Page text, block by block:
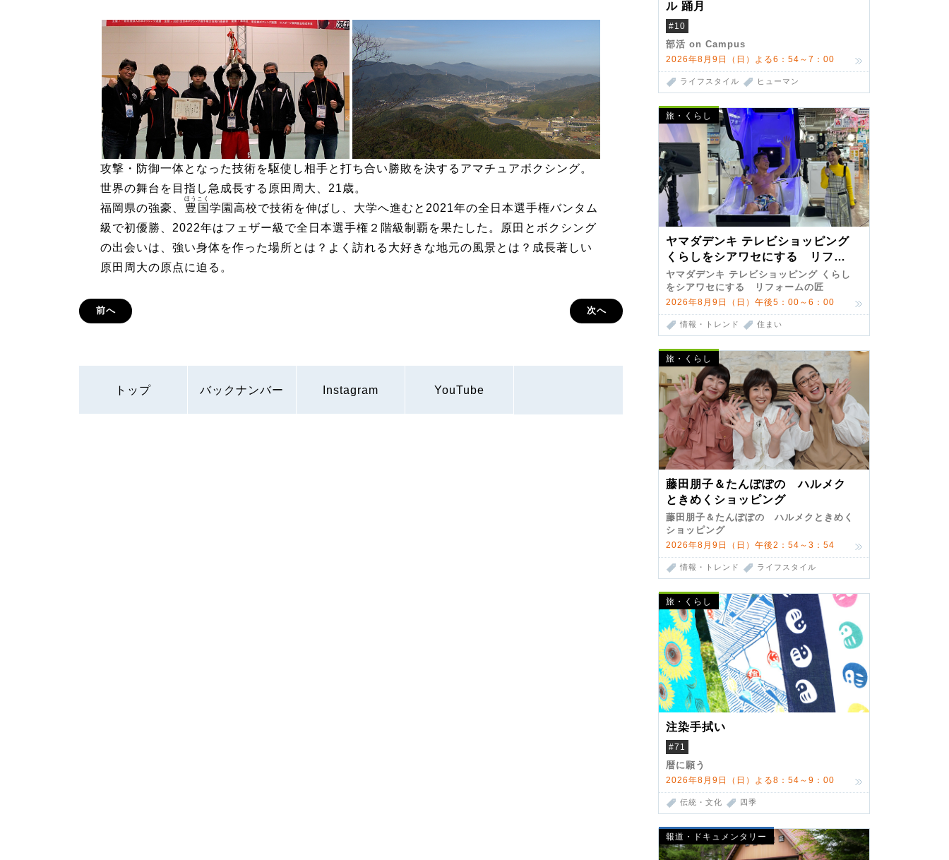
ル 踊月
#10
部活 on Campus
2026年8月9日（日）よる6：54～7：00
ライフスタイル ヒューマン
旅・くらし
ヤマダデンキ テレビショッピング
くらしをシアワセにする リフォ
ームの匠 第7弾
ヤマダデンキ テレビショッピング くらし
をシアワセにする リフォームの匠
2026年8月9日（日）午後5：00～6：00
情報・トレンド 住まい
旅・くらし
藤田朋子＆たんぽぽの ハルメク
ときめくショッピング
藤田朋子＆たんぽぽの ハルメクときめく
ショッピング
2026年8月9日（日）午後2：54～3：54
情報・トレンド ライフスタイル
旅・くらし
注染手拭い
#71
暦に願う
2026年8月9日（日）よる8：54～9：00
伝統・文化 四季
報道・ドキュメンタリー
攻撃・防御一体となった技術を駆使し相手と打ち合い勝敗を決するアマチュアボクシング。
世界の舞台を目指し急成長する原田周大、21歳。
福岡県の強豪、
豊国
ほうこく
学園高校で技術を伸ばし、大学へ進むと2021年の全日本選手権バンタム
級で初優勝、2022年はフェザー級で全日本選手権２階級制覇を果たした。原田とボクシング
の出会いは、強い身体を作った場所とは？よく訪れる大好きな地元の風景とは？成長著しい
原田周大の原点に迫る。
前へ 次へ
トップ バックナンバー Instagram YouTube